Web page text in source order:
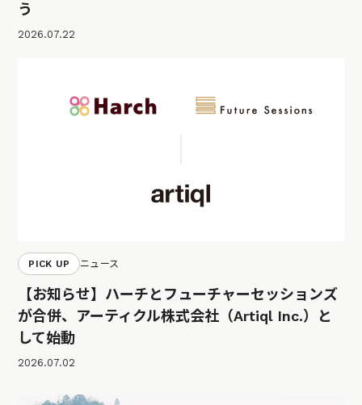
う
2026.07.22
PICK UP ニュース
【お知らせ】ハーチとフューチャーセッションズ
が合併、アーティクル株式会社（Artiql Inc.）と
して始動
2026.07.02